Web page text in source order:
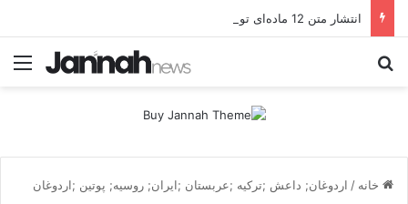
انتشار متن 12 ماده‌ای توافق نهایی بین ترکیه و پ.ک.ک
خانه / اردوغان; داعش ;ترکیه ;عربستان ;ایران; روسیه; پوتین ;اردوغان